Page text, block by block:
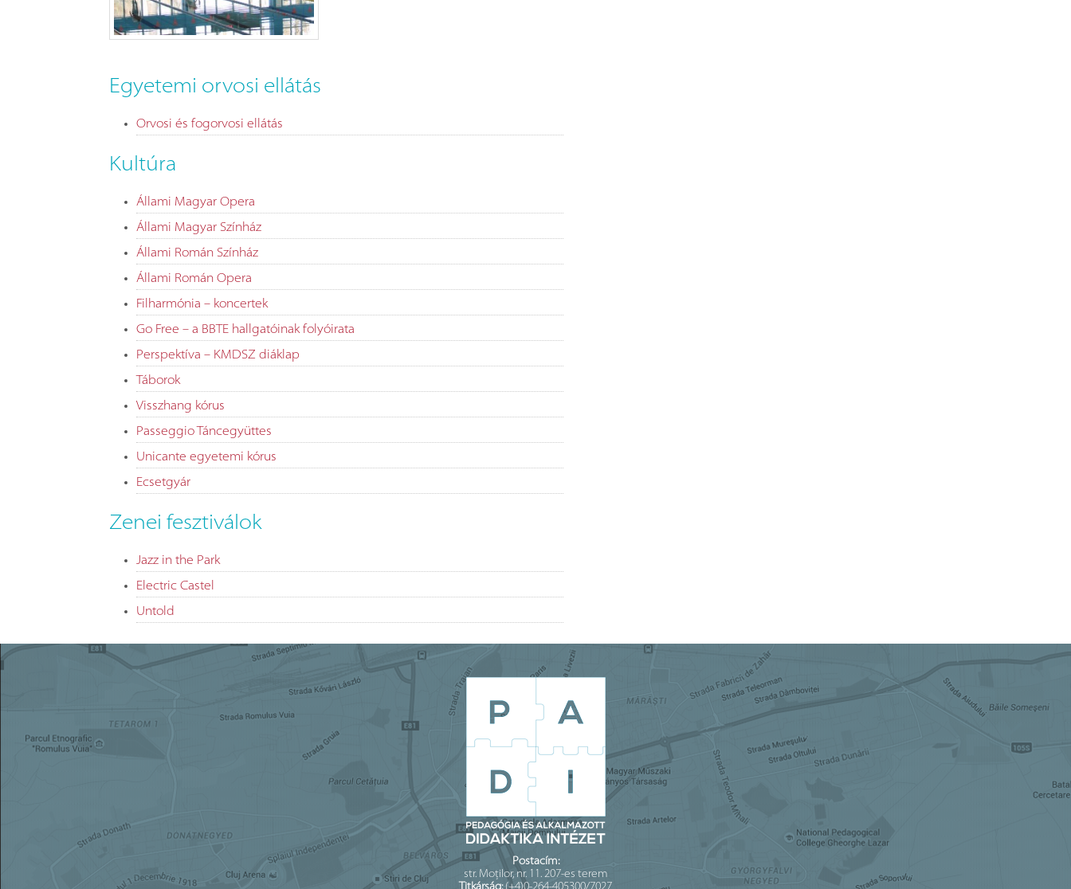
Egyetemi orvosi ellátás
Orvosi és fogorvosi ellátás
Kultúra
Állami Magyar Opera
Állami Magyar Színház
Állami Román Színház
Állami Román Opera
Filharmónia – koncertek
Go Free – a BBTE hallgatóinak folyóirata
Perspektíva – KMDSZ diáklap
Táborok
Visszhang kórus
Passeggio Táncegyüttes
Unicante egyetemi kórus
Ecsetgyár
Zenei fesztiválok
Jazz in the Park
Electric Castel
Untold
Postacím:
str. Moților, nr. 11. 207-es terem